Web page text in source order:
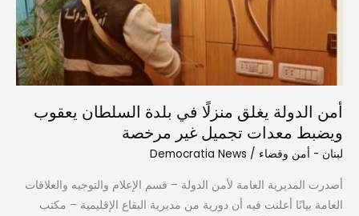
أمن الدولة يغلق منزلًا في بلدة السلطان يعقوب
ويضبط معدات تجميل غير مرخصة
لبنان - أمن وقضاء /
Democratia News
أصدرت المديرية العامة لأمن الدولة – قسم الإعلام والتوجيه والعلاقات
العامة بيانًا أعلنت فيه أن دورية من مديرية البقاع الإقليمية – مكتب
بلدة
السلطان
يعقوب
ويضبط
تجميل
غير
مرخصة